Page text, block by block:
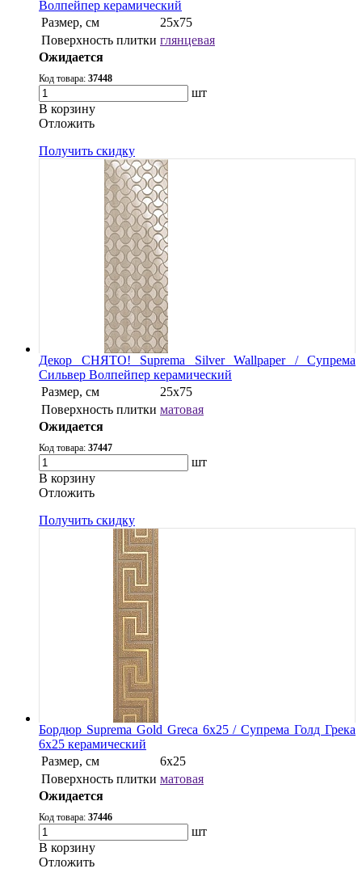
Волпейпер керамический
Размер, см
25х75
Поверхность плитки глянцевая
Ожидается
Код товара: 37448
шт
В корзину
Oтложить
Получить скидку
Декор СНЯТО! Suprema Silver Wallpaper / Супрема
Сильвер Волпейпер керамический
Размер, см
25х75
Поверхность плитки матовая
Ожидается
Код товара: 37447
шт
В корзину
Oтложить
Получить скидку
Бордюр Suprema Gold Greca 6x25 / Супрема Голд Грека
6x25 керамический
Размер, см
6х25
Поверхность плитки матовая
Ожидается
Код товара: 37446
шт
В корзину
Oтложить